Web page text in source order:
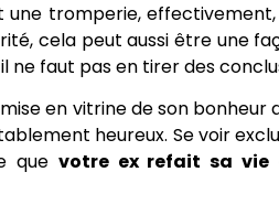
une tromperie,
cela peut aussi être une
ne faut pas en tirer des
en vitrine de son bonheur
heureux. Se voir
que votre ex refait sa vie